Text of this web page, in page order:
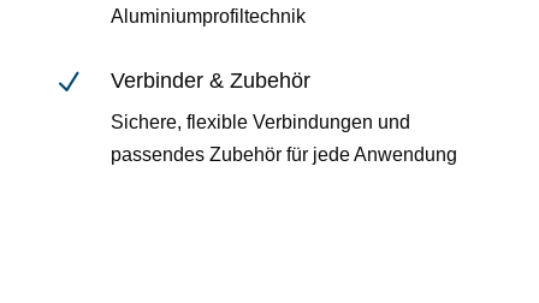
Aluminiumprofiltechnik
N Verbinder & Zubehör
Sichere, flexible Verbindungen und
passendes Zubehör für jede Anwendung